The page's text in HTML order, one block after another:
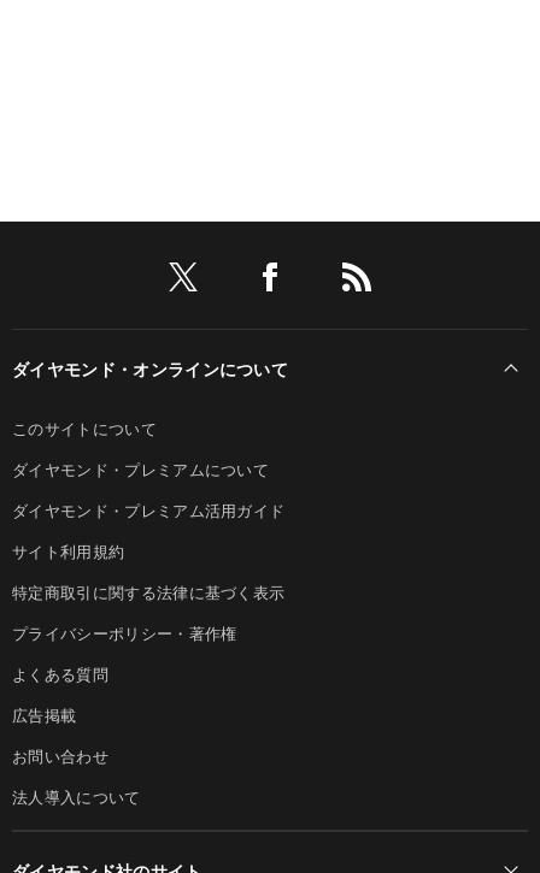
ダイヤモンド・オンラインについて
このサイトについて
ダイヤモンド・プレミアムについて
ダイヤモンド・プレミアム活用ガイド
サイト利用規約
特定商取引に関する法律に基づく表示
プライバシーポリシー・著作権
よくある質問
広告掲載
お問い合わせ
法人導入について